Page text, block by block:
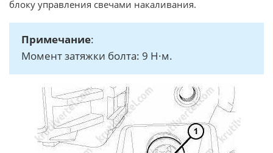
блоку управления свечами накаливания.
Примечание:
Момент затяжки болта: 9 Н·м.